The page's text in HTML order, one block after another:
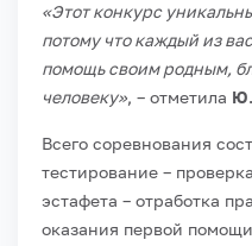
«Этот конкурс
потому что каждый из
помощь своим родным,
человеку», – отметила
Всего соревнования
тестирование –
эстафета – отработка
оказания первой